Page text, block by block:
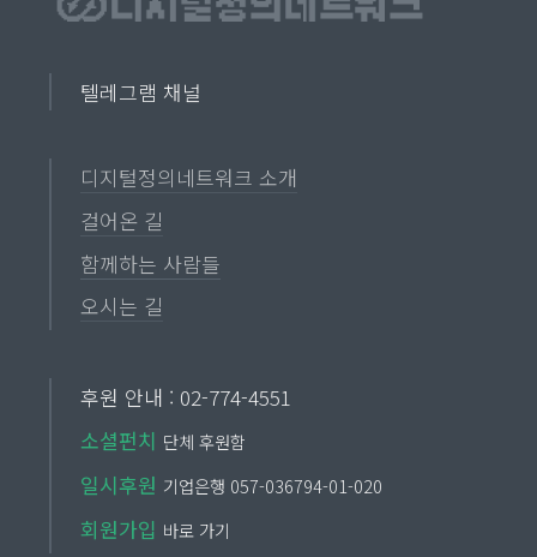
텔레그램 채널
디지털정의네트워크 소개
걸어온 길
함께하는 사람들
오시는 길
후원 안내 : 02-774-4551
소셜펀치 단체 후원함
일시후원 기업은행 057-036794-01-020
회원가입 바로 가기